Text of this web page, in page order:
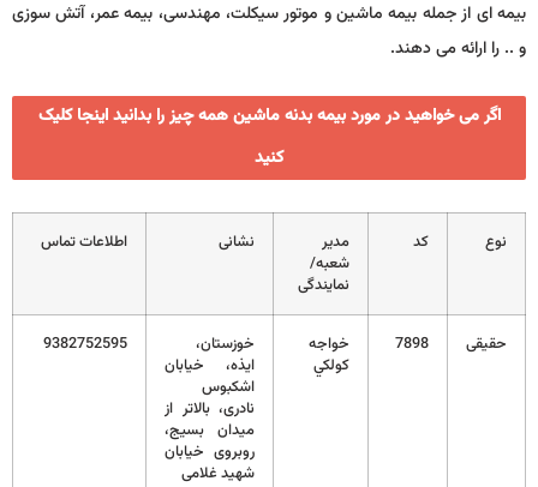
بیمه ای از جمله بیمه ماشین و موتور سیکلت، مهندسی، بیمه عمر، آتش سوزی
و .. را ارائه می دهند.
اگر می خواهید در مورد بیمه بدنه ماشین همه چیز را بدانید اینجا کلیک
کنید
نوع کد
مدیر
شعبه/
نمایندگی
نشانی اطلاعات تماس
حقیقی 7898
خواجه
كولكي
خوزستان،
ایذه، خیابان
اشکبوس
نادری، بالاتر از
میدان بسیج،
روبروی خیابان
شهید غلامی
9382752595